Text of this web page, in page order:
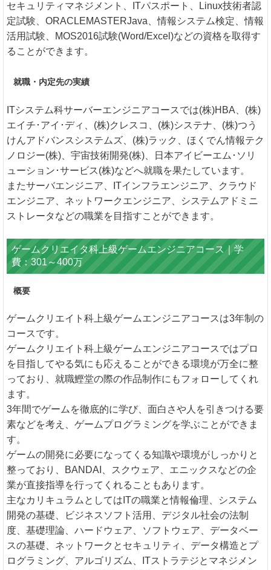
セキュリティマネジメント、ITパスポート、Linux技術者認
定試験、ORACLEMASTERJava、情報システム検定、情報
活用試験、MOS2016試験(Word/Excel)などの資格を取得す
ることができます。
就職・内定先の実績
ITシステム科サーバーエンジニアコースでは(株)HBA、(株)
エイチ･アイ･ディ、(株)クレスコ、(株)システナ、(株)つう
けんアドバンスシステムズ、(株)ラック、ほくでん情報テク
ノロジー(株)、宇宙技術開発(株)、日本アイビーエム･ソリ
ューション･サービス(株)などへ就職を果たしています。
またサーバエンジニア、ITインフラエンジニア、クラウド
エンジニア、ネットワークエンジニア、システムアドミニ
ストレータなどの職業を目指すことができます。
ゲームクリエイタ科上級ゲームエンジニアコース｜学
費：301～400万
概要
ゲームクリエイト科上級ゲームエンジニアコースは3年制の
コースです。
ゲームクリエイト科上級ゲームエンジニアコースではプロ
を目指してやる気にも応えることができる環境が万全に整
っており、就職鰹堂の際の作品制作にもフォローしてくれ
ます。
3年間でゲームを徹底的に学び、面白さや人を引きつける要
素などを考え、ゲームプログラミングを学ぶことができま
す。
ゲームの開発に必要になってくる知識や環境がしっかりと
整っており、BANDAI、スクウェア、エニックスなどの企
業が直接指導を行ってくれることもあります。
主なカリキュラムとしてはITの職業と情報倫理、システム
開発の基礎、ビジネスソフト活用、デジタル社会の法制
度、基礎理論、ハードウェア、ソフトウェア、データベー
スの基礎、ネットワークとセキュリティ、データ構造とプ
ログラミング、アルゴリズム、ITストラテジとマネジメン